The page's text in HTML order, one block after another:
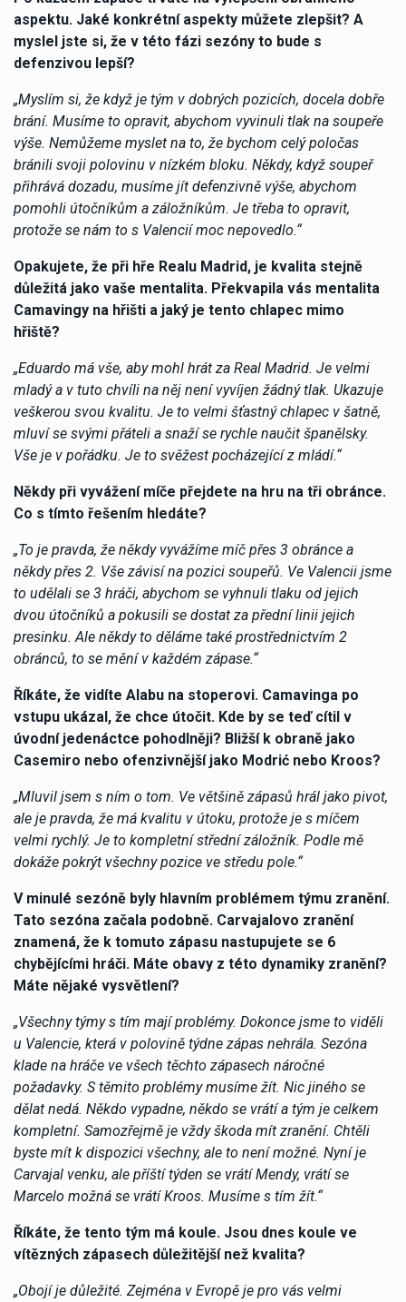
aspektu. Jaké konkrétní aspekty můžete zlepšit? A
myslel jste si, že v této fázi sezóny to bude s
defenzivou lepší?
„Myslím si, že když je tým v dobrých pozicích, docela dobře
brání. Musíme to opravit, abychom vyvinuli tlak na soupeře
výše. Nemůžeme myslet na to, že bychom celý poločas
bránili svoji polovinu v nízkém bloku. Někdy, když soupeř
přihrává dozadu, musíme jít defenzivně výše, abychom
pomohli útočníkům a záložníkům. Je třeba to opravit,
protože se nám to s Valencií moc nepovedlo.“
Opakujete, že při hře Realu Madrid, je kvalita stejně
důležitá jako vaše mentalita. Překvapila vás mentalita
Camavingy na hřišti a jaký je tento chlapec mimo
hřiště?
„Eduardo má vše, aby mohl hrát za Real Madrid. Je velmi
mladý a v tuto chvíli na něj není vyvíjen žádný tlak. Ukazuje
veškerou svou kvalitu. Je to velmi šťastný chlapec v šatně,
mluví se svými přáteli a snaží se rychle naučit španělsky.
Vše je v pořádku. Je to svěžest pocházející z mládí.“
Někdy při vyvážení míče přejdete na hru na tři obránce.
Co s tímto řešením hledáte?
„To je pravda, že někdy vyvážíme míč přes 3 obránce a
někdy přes 2. Vše závisí na pozici soupeřů. Ve Valencii jsme
to udělali se 3 hráči, abychom se vyhnuli tlaku od jejich
dvou útočníků a pokusili se dostat za přední linii jejich
presinku. Ale někdy to děláme také prostřednictvím 2
obránců, to se mění v každém zápase.“
Říkáte, že vidíte Alabu na stoperovi. Camavinga po
vstupu ukázal, že chce útočit. Kde by se teď cítil v
úvodní jedenáctce pohodlněji? Bližší k obraně jako
Casemiro nebo ofenzivnější jako Modrić nebo Kroos?
„Mluvil jsem s ním o tom. Ve většině zápasů hrál jako pivot,
ale je pravda, že má kvalitu v útoku, protože je s míčem
velmi rychlý. Je to kompletní střední záložník. Podle mě
dokáže pokrýt všechny pozice ve středu pole.“
V minulé sezóně byly hlavním problémem týmu zranění.
Tato sezóna začala podobně. Carvajalovo zranění
znamená, že k tomuto zápasu nastupujete se 6
chybějícími hráči. Máte obavy z této dynamiky zranění?
Máte nějaké vysvětlení?
„Všechny týmy s tím mají problémy. Dokonce jsme to viděli
u Valencie, která v polovině týdne zápas nehrála. Sezóna
klade na hráče ve všech těchto zápasech náročné
požadavky. S těmito problémy musíme žít. Nic jiného se
dělat nedá. Někdo vypadne, někdo se vrátí a tým je celkem
kompletní. Samozřejmě je vždy škoda mít zranění. Chtěli
byste mít k dispozici všechny, ale to není možné. Nyní je
Carvajal venku, ale příští týden se vrátí Mendy, vrátí se
Marcelo možná se vrátí Kroos. Musíme s tím žít.“
Říkáte, že tento tým má koule. Jsou dnes koule ve
vítězných zápasech důležitější než kvalita?
„Obojí je důležité. Zejména v Evropě je pro vás velmi